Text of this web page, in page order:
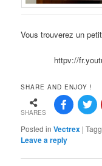
Vous trouverez un
httpv://
SHARE AND ENJOY !
SHARES
Posted in Vectrex |
Leave a reply